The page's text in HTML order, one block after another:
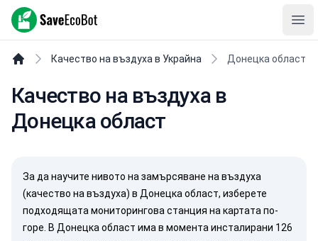
SaveEcoBot
Качество на въздуха в Украйна Донецка област
Качество на въздуха в
Донецка област
За да научите нивото на замърсяване на въздуха
(качество на въздуха) в Донецка област, изберете
подходящата мониторингова станция на картата по-
горе. В Донецка област има в момента инсталирани 126